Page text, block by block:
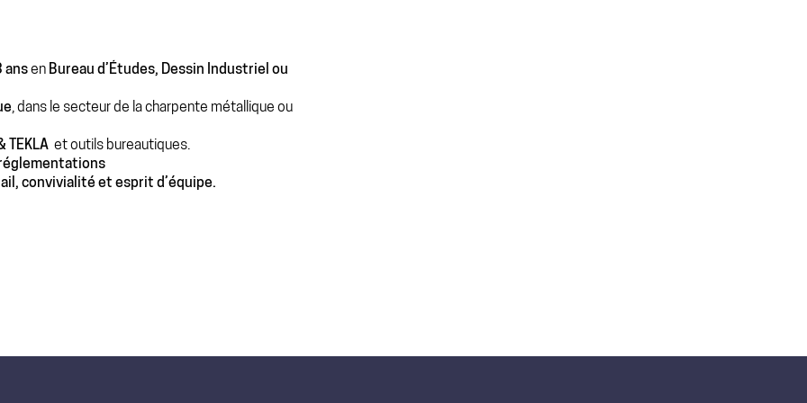
ansen Bureau d’Études, Dessin Industriel ou
, dans le secteur de la charpente métallique ou
TEKLA et outils bureautiques.
convivialité et esprit d’équipe.